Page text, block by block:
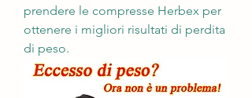
prendere le compresse Herbex per
ottenere i migliori risultati di perdita
di peso.